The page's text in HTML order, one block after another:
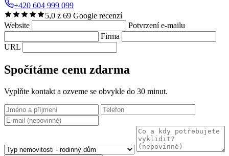
+420 604 999 099
5,0 z 69 Google recenzí
Website
Potvrzení e-mailu
Firma
URL
Spočítáme cenu zdarma
Vyplňte kontakt a ozveme se obvykle do 30 minut.